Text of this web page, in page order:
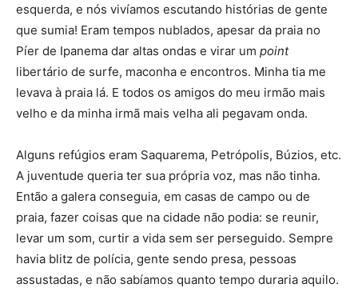
esquerda, e nós vivíamos escutando histórias de gente
que sumia! Eram tempos nublados, apesar da praia no
Píer de Ipanema dar altas ondas e virar um point
libertário de surfe, maconha e encontros. Minha tia me
levava à praia lá. E todos os amigos do meu irmão mais
velho e da minha irmã mais velha ali pegavam onda.
Alguns refúgios eram Saquarema, Petrópolis, Búzios, etc.
A juventude queria ter sua própria voz, mas não tinha.
Então a galera conseguia, em casas de campo ou de
praia, fazer coisas que na cidade não podia: se reunir,
levar um som, curtir a vida sem ser perseguido. Sempre
havia blitz de polícia, gente sendo presa, pessoas
assustadas, e não sabíamos quanto tempo duraria aquilo.